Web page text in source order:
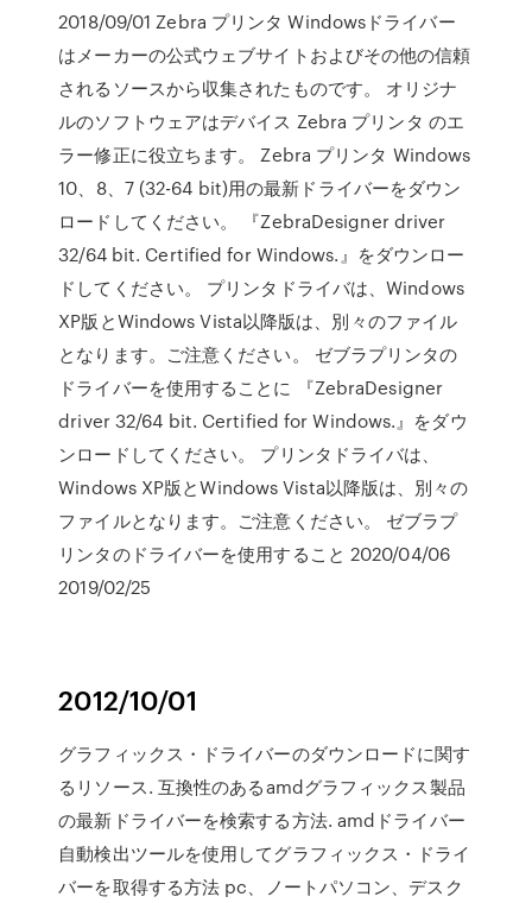
2018/09/01 Zebra プリンタ Windowsドライバー
はメーカーの公式ウェブサイトおよびその他の信頼
されるソースから収集されたものです。 オリジナ
ルのソフトウェアはデバイス Zebra プリンタ のエ
ラー修正に役立ちます。 Zebra プリンタ Windows
10、8、7 (32-64 bit)用の最新ドライバーをダウン
ロードしてください。 『ZebraDesigner driver
32/64 bit. Certified for Windows.』をダウンロー
ドしてください。 プリンタドライバは、Windows
XP版とWindows Vista以降版は、別々のファイル
となります。ご注意ください。 ゼブラプリンタの
ドライバーを使用することに 『ZebraDesigner
driver 32/64 bit. Certified for Windows.』をダウ
ンロードしてください。 プリンタドライバは、
Windows XP版とWindows Vista以降版は、別々の
ファイルとなります。ご注意ください。 ゼブラプ
リンタのドライバーを使用すること 2020/04/06
2019/02/25
2012/10/01
グラフィックス・ドライバーのダウンロードに関す
るリソース. 互換性のあるamdグラフィックス製品
の最新ドライバーを検索する方法. amdドライバー
自動検出ツールを使用してグラフィックス・ドライ
バーを取得する方法 pc、ノートパソコン、デスク